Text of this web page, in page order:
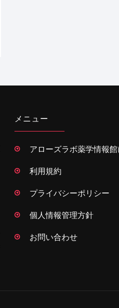
メニュー
アローズラボ薬学情報
利用規約
プライバシーポリシー
個人情報管理方針
お問い合わせ